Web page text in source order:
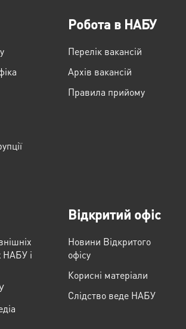
Робота в НАБУ
Перелік вакансій
Архів вакансій
Правила прийому
НАБУ і
Відкритий офіс
Новини Відкритого
офісу
Корисні матеріали
Слідство веде НАБУ